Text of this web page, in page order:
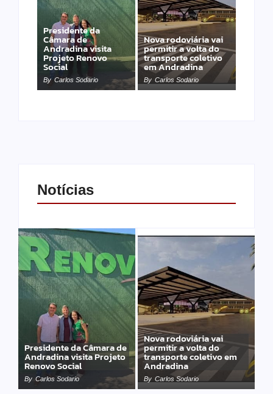
Presidente da
Câmara de
Andradina visita
Projeto Renovo
Social
By Carlos Sodario
Nova rodoviária vai
permitir a volta do
transporte coletivo
em Andradina
By Carlos Sodario
Notícias
Presidente da Câmara de
Andradina visita Projeto
Renovo Social
By Carlos Sodario
Nova rodoviária vai
permitir a volta do
transporte coletivo em
Andradina
By Carlos Sodario